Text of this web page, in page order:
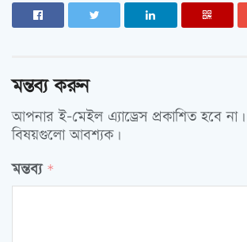
মন্তব্য করুন
আপনার ই-মেইল এ্যাড্রেস প্রকাশিত হবে না।
বিষয়গুলো আবশ্যক।
মন্তব্য *